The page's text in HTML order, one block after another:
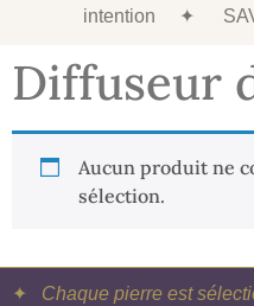
intention
✦
Diffuseur
Aucun produit ne
sélection.
✦ Chaque pierre est